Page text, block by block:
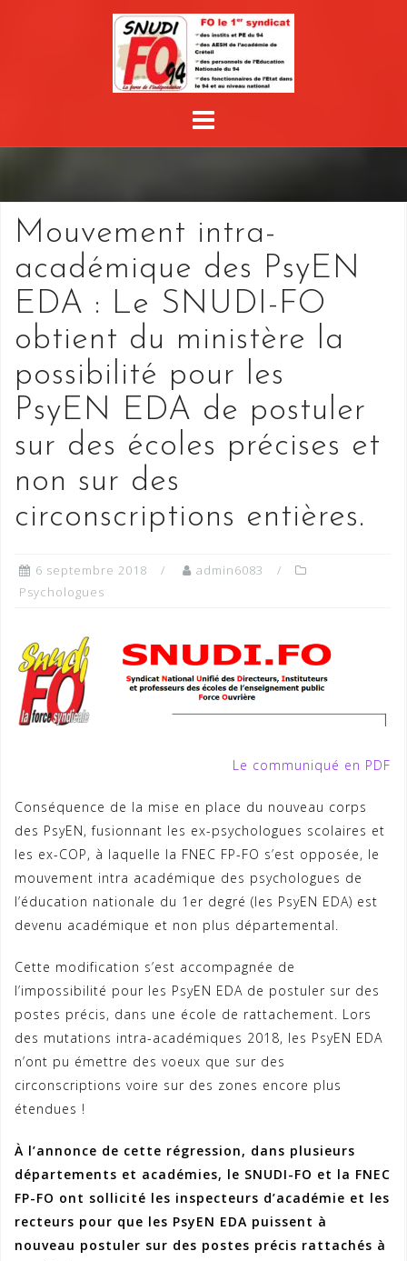
Mouvement intra-
académique des PsyEN
EDA : Le SNUDI-FO
obtient du ministère la
possibilité pour les
PsyEN EDA de postuler
sur des écoles précises et
non sur des
circonscriptions entières.
6 septembre 2018
admin6083
Psychologues
Le communiqué en PDF
Conséquence de la mise en place du nouveau corps
des PsyEN, fusionnant les ex-psychologues scolaires et
les ex-COP, à laquelle la FNEC FP-FO s’est opposée, le
mouvement intra académique des psychologues de
l’éducation nationale du 1er degré (les PsyEN EDA) est
devenu académique et non plus départemental.
Cette modification s’est accompagnée de
l’impossibilité pour les PsyEN EDA de postuler sur des
postes précis, dans une école de rattachement. Lors
des mutations intra-académiques 2018, les PsyEN EDA
n’ont pu émettre des voeux que sur des
circonscriptions voire sur des zones encore plus
étendues !
À l’annonce de cette régression, dans plusieurs
départements et académies, le SNUDI-FO et la FNEC
FP-FO ont sollicité les inspecteurs d’académie et les
recteurs pour que les PsyEN EDA puissent à
nouveau postuler sur des postes précis rattachés à